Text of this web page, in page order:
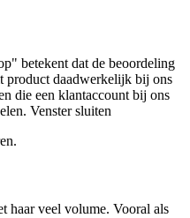
betekent dat de beoordeling
product daadwerkelijk bij ons
die een klantaccount bij ons
Venster sluiten
haar veel volume. Vooral als